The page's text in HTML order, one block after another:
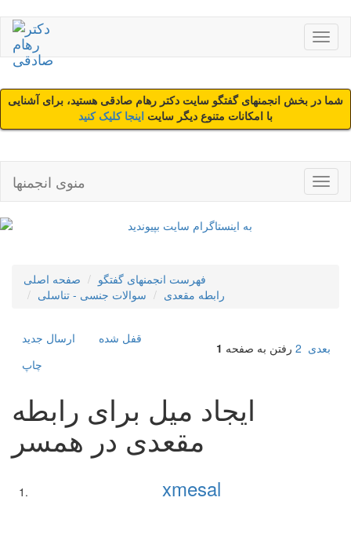
شما در بخش انجمنهای گفتگو سایت دکتر رهام صادقی هستید، برای آشنایی
با امکانات متنوع دیگر سایت اینجا کلیک کنید
منوی انجمنها
صفحه اصلی
فهرست انجمنهای گفتگو
سوالات جنسی - تناسلی
رابطه مقعدی
ارسال جديد
قفل شده
چاپ
رفتن به صفحه 1 2 بعدی
ایجاد میل برای رابطه
مقعدی در همسر
xmesal